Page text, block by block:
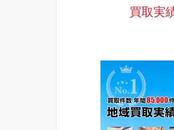
買取実